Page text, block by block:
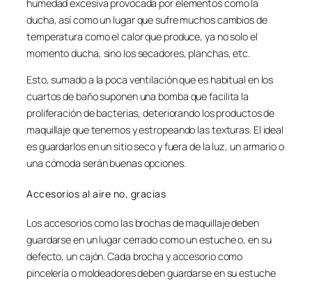
humedad excesiva provocada por elementos como la
ducha, así como un lugar que sufre muchos cambios de
temperatura como el calor que produce, ya no solo el
momento ducha, sino los secadores, planchas, etc.
Esto, sumado a la poca ventilación que es habitual en los
cuartos de baño suponen una bomba que facilita la
proliferación de bacterias, deteriorando los productos de
maquillaje que tenemos y estropeando las texturas. El ideal
es guardarlos en un sitio seco y fuera de la luz, un armario o
una cómoda serán buenas opciones.
Accesorios al aire no, gracias
Los accesorios como las brochas de maquillaje deben
guardarse en un lugar cerrado como un estuche o, en su
defecto, un cajón. Cada brocha y accesorio como
pincelería o moldeadores deben guardarse en su estuche